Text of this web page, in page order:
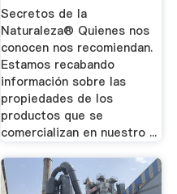
Secretos de la
Naturaleza® Quienes nos
conocen nos recomiendan.
Estamos recabando
información sobre las
propiedades de los
productos que se
comercializan en nuestro ...